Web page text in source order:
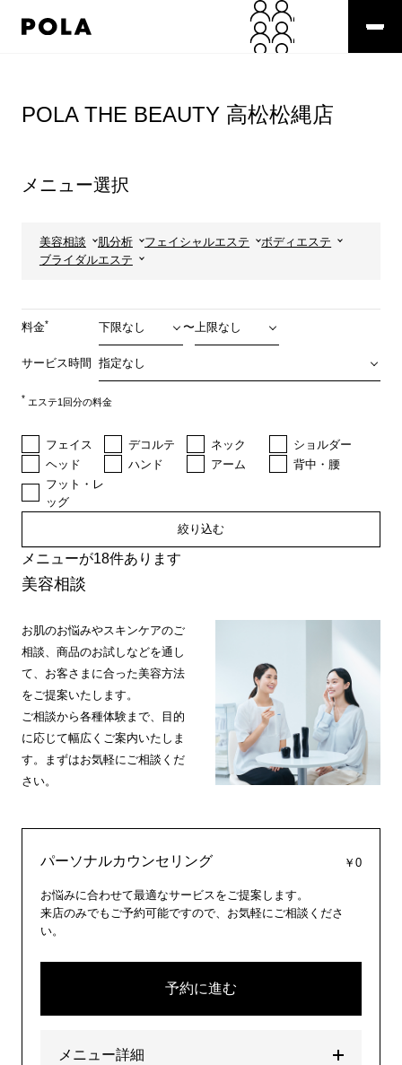
POLA THE BEAUTY 高松松縄店
メニュー選択
美容相談 肌分析 フェイシャルエステ
ボディエステ
ブライダルエステ
料金* 〜
サービス時間
* エステ1回分の料金
フェイス デコルテ ネック
ショルダー
ヘッド
ハンド アーム
背中・腰
フット・レ
ッグ
絞り込む
メニューが18件あります
美容相談
お肌のお悩みやスキンケアのご
相談、商品のお試しなどを通し
て、お客さまに合った美容方法
をご提案いたします。
ご相談から各種体験まで、目的
に応じて幅広くご案内いたしま
す。まずはお気軽にご相談くだ
さい。
パーソナルカウンセリング ￥0
お悩みに合わせて最適なサービスをご提案します。
来店のみでもご予約可能ですので、お気軽にご相談くださ
い。
予約に進む
メニュー詳細